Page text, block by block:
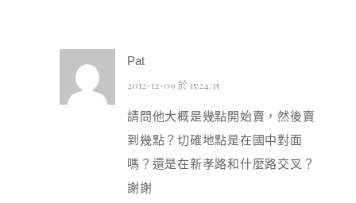
Pat
2012-12-09 於 15:24:35
請問他大概是幾點開始賣，然後賣
到幾點？切確地點是在國中對面
嗎？還是在新孝路和什麼路交叉？
謝謝